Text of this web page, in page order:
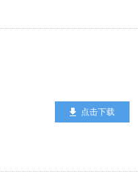
点击下载